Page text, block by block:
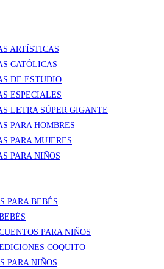
ARTÍSTICAS
CATÓLICAS
DE ESTUDIO
ESPECIALES
LETRA SÚPER GIGANTE
PARA HOMBRES
PARA MUJERES
PARA NIÑOS
PARA BEBÉS
PARA NIÑOS
COQUITO
PARA NIÑOS